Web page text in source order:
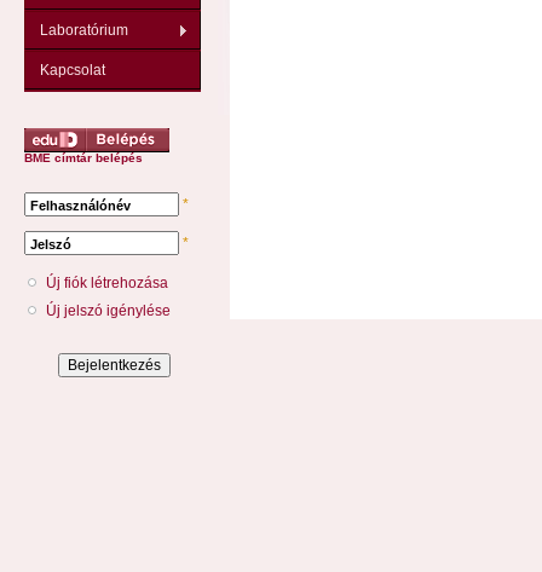
Laboratórium
Kapcsolat
BME címtár belépés
Felhasználónév *
Jelszó *
Új fiók létrehozása
Új jelszó igénylése